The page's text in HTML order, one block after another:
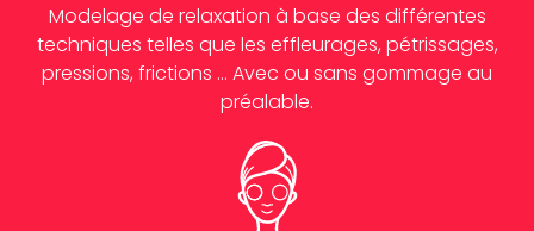
Modelage de relaxation à base des différentes
techniques telles que les effleurages, pétrissages,
pressions, frictions … Avec ou sans gommage au
préalable.